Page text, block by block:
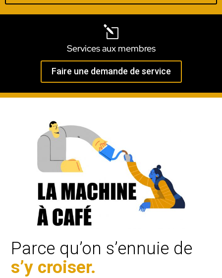
l
Services aux membres
Faire une demande de service
Parce qu’on s’ennuie de
s’y croiser.